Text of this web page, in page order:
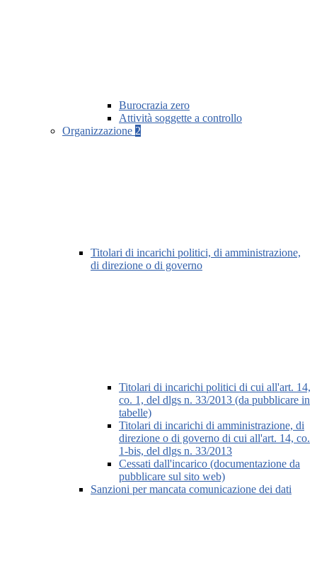
Burocrazia zero
Attività soggette a controllo
Organizzazione 2
Titolari di incarichi politici, di amministrazione,
di direzione o di governo
Titolari di incarichi politici di cui all'art. 14,
co. 1, del dlgs n. 33/2013 (da pubblicare in
tabelle)
Titolari di incarichi di amministrazione, di
direzione o di governo di cui all'art. 14, co.
1-bis, del dlgs n. 33/2013
Cessati dall'incarico (documentazione da
pubblicare sul sito web)
Sanzioni per mancata comunicazione dei dati